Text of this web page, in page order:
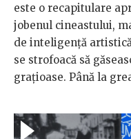
este o recapitulare
jobenul cineastului,
de inteligență
se strofoacă să
grațioase. Până la